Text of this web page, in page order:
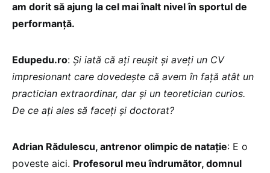
am dorit să ajung la cel mai înalt nivel în sportul de
performanță.
Edupedu.ro: Și iată că ați reușit și aveți un CV
impresionant care dovedește că avem în față atât un
practician extraordinar, dar și un teoretician curios.
De ce ați ales să faceți și doctorat?
Adrian Rădulescu, antrenor olimpic de natație: E o
poveste aici. Profesorul meu îndrumător, domnul